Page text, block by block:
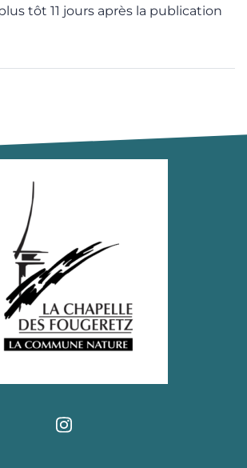
tôt 11 jours après la publication